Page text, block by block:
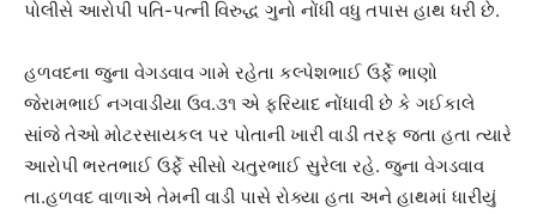
પોલીસે આરોપી પતિ-પત્ની વિરુદ્ધ ગુનો નોંધી વધુ તપાસ હાથ ધરી છે.
હળવદના જુના વેગડવાવ ગામે રહેતા કલ્પેશભાઈ ઉર્ફે ભાણો
જેરામભાઈ નગવાડીયા ઉવ.૩૧ એ ફરિયાદ નોંધાવી છે કે ગઈકાલે
સાંજે તેઓ મોટરસાયકલ પર પોતાની ખારી વાડી તરફ જતા હતા ત્યારે
આરોપી ભરતભાઈ ઉર્ફે સીસો ચતુરભાઈ સુરેલા રહે. જુના વેગડવાવ
તા.હળવદ વાળાએ તેમની વાડી પાસે રોક્યા હતા અને હાથમાં ધારીયું